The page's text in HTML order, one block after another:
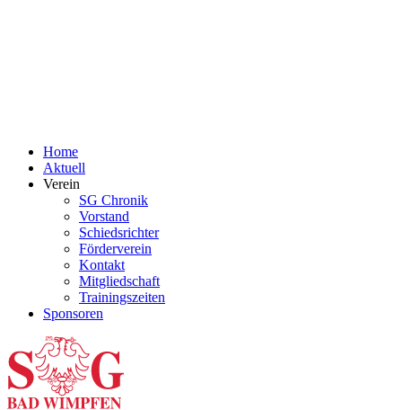
Home
Aktuell
Verein
SG Chronik
Vorstand
Schiedsrichter
Förderverein
Kontakt
Mitgliedschaft
Trainingszeiten
Sponsoren